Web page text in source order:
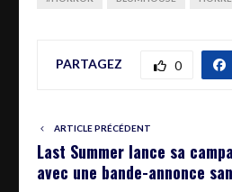
PARTAGEZ 0
ARTICLE PRÉCÉDENT
Last Summer lance sa
avec une bande-annonce